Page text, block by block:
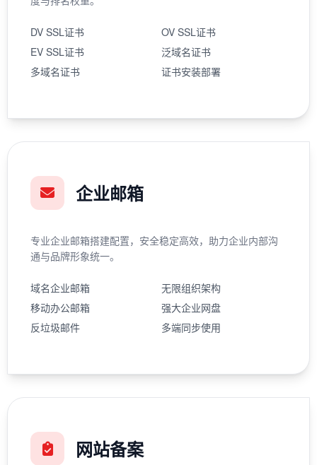
DV SSL证书
OV SSL证书
EV SSL证书
泛域名证书
多域名证书
证书安装部署
企业邮箱
专业企业邮箱搭建配置，安全稳定高效，助力企业内部沟
通与品牌形象统一。
域名企业邮箱
无限组织架构
移动办公邮箱
强大企业网盘
反垃圾邮件
多端同步使用
网站备案